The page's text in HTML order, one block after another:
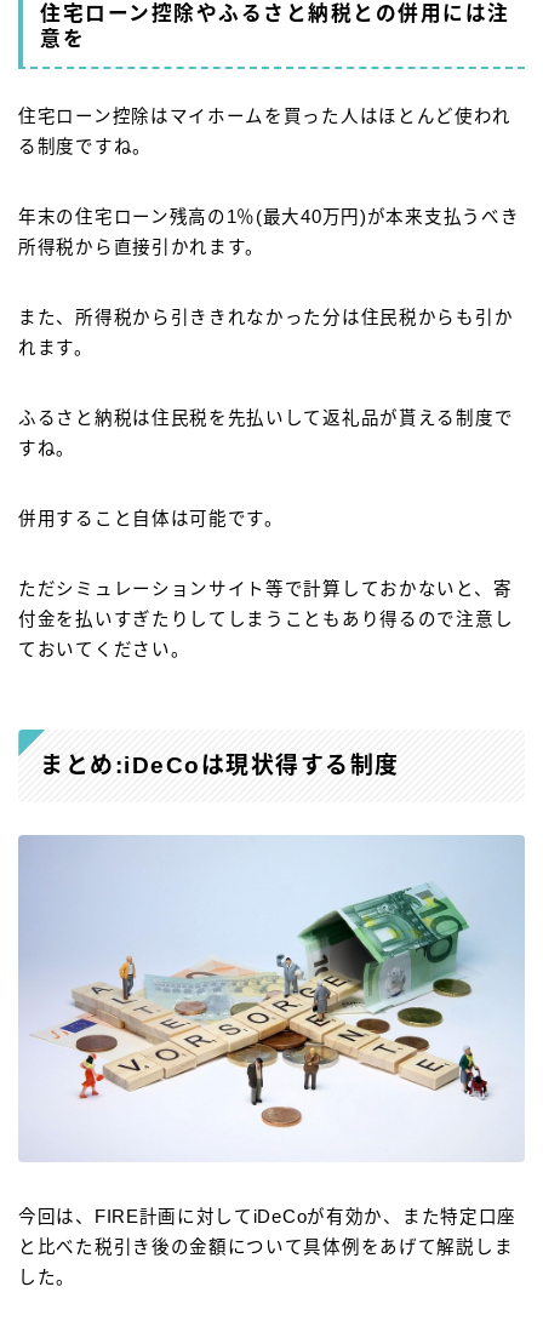
住宅ローン控除やふるさと納税との併用には注
意を
住宅ローン控除はマイホームを買った人はほとんど使われ
る制度ですね。
年末の住宅ローン残高の1％(最大40万円)が本来支払うべき
所得税から直接引かれます。
また、所得税から引ききれなかった分は住民税からも引か
れます。
ふるさと納税は住民税を先払いして返礼品が貰える制度で
すね。
併用すること自体は可能です。
ただシミュレーションサイト等で計算しておかないと、寄
付金を払いすぎたりしてしまうこともあり得るので注意し
ておいてください。
まとめ:iDeCoは現状得する制度
今回は、FIRE計画に対してiDeCoが有効か、また特定口座
と比べた税引き後の金額について具体例をあげて解説しま
した。